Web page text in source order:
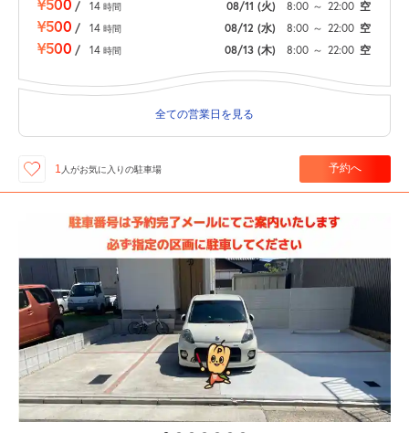
/ 14 時間 08/11 (火) 8:00 ～ 22:00 空
¥500 / 14 時間 08/12 (水) 8:00 ～ 22:00 空
¥500 / 14 時間 08/13 (木) 8:00 ～ 22:00 空
全ての営業日を見る
1 人がお気に入りの駐車場 予約へ